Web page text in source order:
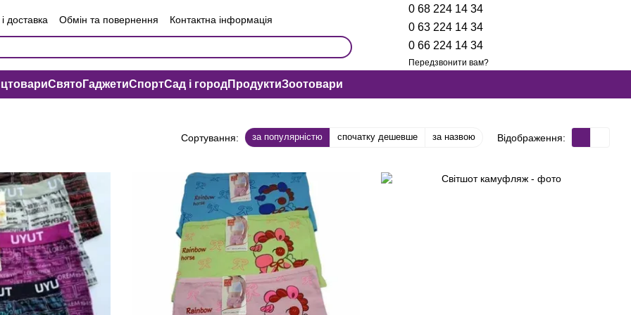
доставка Обмін та повернення
Контактна інформація
оферта Угода користувача
0 68 224 14 34
0 63 224 14 34
0 66 224 14 34
Передзвонити вам?
СвятоГаджетиСпортСад і городПродуктиЗоотовари
Сортування: за популярністю спочатку дешевше за назвою Відображення: